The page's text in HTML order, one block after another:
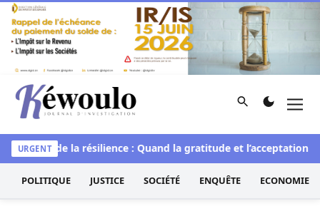
Aller au contenu
Kéwoulo, le premier site d'information et d'investigation
Rechercher
URGENT
L’art de la résilience : Quand la gratitude et l’acceptation
POLITIQUE JUSTICE SOCIÉTÉ ENQUÊTE ECONOMIE